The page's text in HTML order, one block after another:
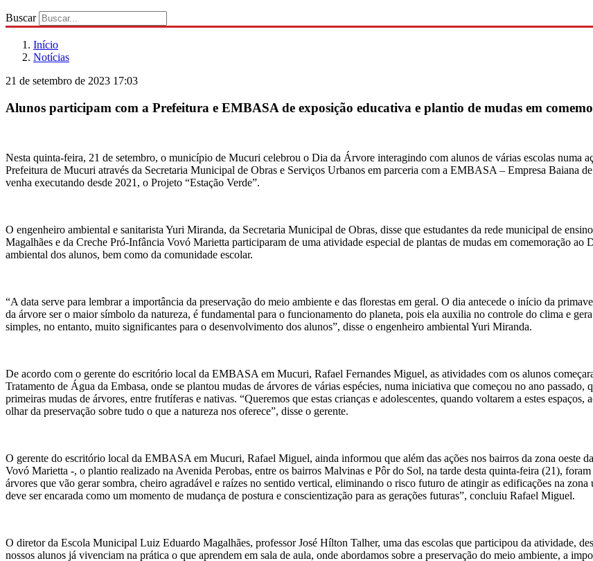
Buscar
Início
Notícias
21 de setembro de 2023 17:03
Alunos participam com a Prefeitura e EMBASA de exposição educativa e plantio de mudas em
Nesta quinta-feira, 21 de setembro, o município de Mucuri celebrou o Dia da Árvore interagindo com alunos de várias escolas numa
Prefeitura de Mucuri através da Secretaria Municipal de Obras e Serviços Urbanos em parceria com a EMBASA – Empresa Baiana
venha executando desde 2021, o Projeto “Estação Verde”.
O engenheiro ambiental e sanitarista Yuri Miranda, da Secretaria Municipal de Obras, disse que estudantes da rede municipal de
Magalhães e da Creche Pró-Infância Vovó Marietta participaram de uma atividade especial de plantas de mudas em comemoração
ambiental dos alunos, bem como da comunidade escolar.
“A data serve para lembrar a importância da preservação do meio ambiente e das florestas em geral. O dia antecede o início da
da árvore ser o maior símbolo da natureza, é fundamental para o funcionamento do planeta, pois ela auxilia no controle do clima e
simples, no entanto, muito significantes para o desenvolvimento dos alunos”, disse o engenheiro ambiental Yuri Miranda.
De acordo com o gerente do escritório local da EMBASA em Mucuri, Rafael Fernandes Miguel, as atividades com os alunos
Tratamento de Água da Embasa, onde se plantou mudas de árvores de várias espécies, numa iniciativa que começou no ano
primeiras mudas de árvores, entre frutíferas e nativas. “Queremos que estas crianças e adolescentes, quando voltarem a estes
olhar da preservação sobre tudo o que a natureza nos oferece”, disse o gerente.
O gerente do escritório local da EMBASA em Mucuri, Rafael Miguel, ainda informou que além das ações nos bairros da zona oeste
Vovó Marietta -, o plantio realizado na Avenida Perobas, entre os bairros Malvinas e Pôr do Sol, na tarde desta quinta-feira (21),
árvores que vão gerar sombra, cheiro agradável e raízes no sentido vertical, eliminando o risco futuro de atingir as edificações na
deve ser encarada como um momento de mudança de postura e conscientização para as gerações futuras”, concluiu Rafael Miguel.
O diretor da Escola Municipal Luiz Eduardo Magalhães, professor José Hílton Talher, uma das escolas que participou da atividade,
nossos alunos já vivenciam na prática o que aprendem em sala de aula, onde abordamos sobre a preservação do meio ambiente, a